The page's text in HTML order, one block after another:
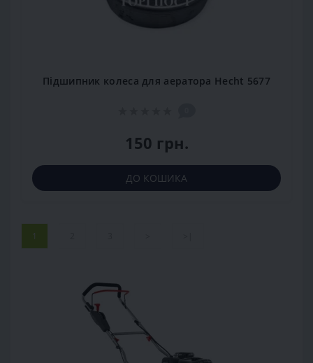
Підшипник колеса для аератора Hecht 5677
150 грн.
ДО КОШИКА
1